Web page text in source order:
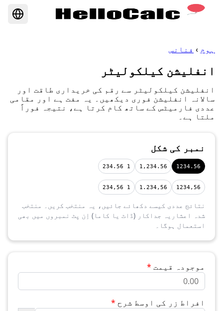
ہوم › فنانس
انفلیشن کیلکولیٹر
انفلیشن کیلکولیٹر سے رقم کی خریداری طاقت اور
سالانہ انفلیشن فوری دیکھیں۔ یہ مفت ہے اور مقامی
عددی فارمیٹس کے ساتھ کام کرتا ہے، نتیجہ فوراً
ملتا ہے۔
نمبر کی شکل
1234.56
1,234.56
1 234.56
1234,56
1.234,56
1 234,56
نتائج عددی کیسے دکھائے جائیں، یہ منتخب کریں۔ منتخب
شدہ اعشاریہ جداکار (ڈاٹ یا کاما) اِن پٹ نمبروں میں بھی
استعمال ہوگا۔
موجودہ قیمت *
افراط زر کی اوسط شرح *